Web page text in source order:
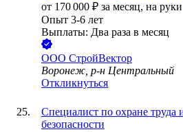
от 170 000 ₽ за месяц, на руки
Опыт 3-6 лет
Выплаты: Два раза в месяц
ООО СтройВектор
Воронеж, р-н Центральный
Откликнуться
Специалист по охране труда
безопасности